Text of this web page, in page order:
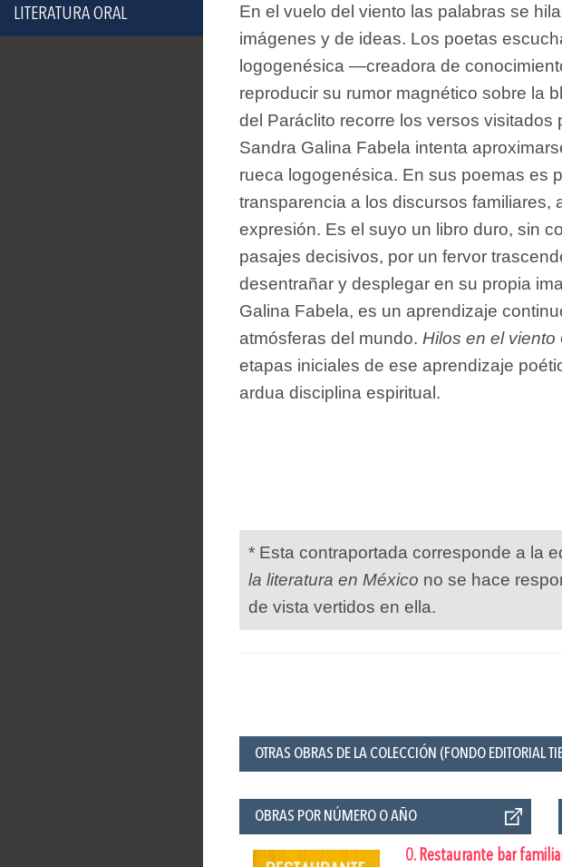
LITERATURA ORAL
En el vuelo del viento las palabras se
imágenes y de ideas. Los poetas
logogenésica —creadora de
reproducir su rumor magnético sobre la
del Paráclito recorre los versos visitados
Sandra Galina Fabela intenta
rueca logogenésica. En sus poemas es
transparencia a los discursos familiares,
expresión. Es el suyo un libro duro, sin
pasajes decisivos, por un fervor
desentrañar y desplegar en su propia
Galina Fabela, es un aprendizaje
atmósferas del mundo. Hilos en el viento
etapas iniciales de ese aprendizaje
ardua disciplina espiritual.
* Esta contraportada corresponde a la
la literatura en México no se hace
de vista vertidos en ella.
OTRAS OBRAS DE LA COLECCIÓN (FONDO EDITORIAL
OBRAS POR NÚMERO O AÑO
0. Restaurante bar